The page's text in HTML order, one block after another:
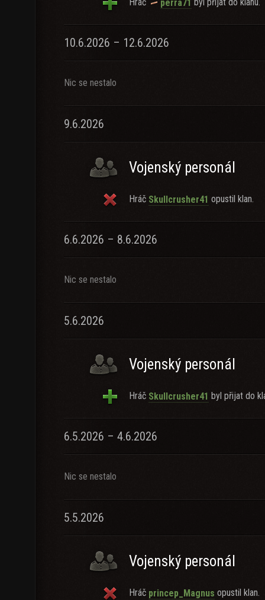
perra71
10.6.2026 – 12.6.2026
Nic se nestalo
9.6.2026
Vojenský personál
Hráč Skullcrusher41 opustil klan.
6.6.2026 – 8.6.2026
Nic se nestalo
5.6.2026
Vojenský personál
Hráč Skullcrusher41 byl přijat do
6.5.2026 – 4.6.2026
Nic se nestalo
5.5.2026
Vojenský personál
Hráč princep_Magnus opustil klan.